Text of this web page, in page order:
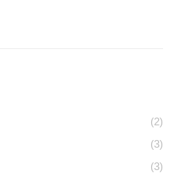
(2)
(3)
(3)